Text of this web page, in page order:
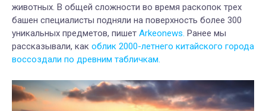
животных. В общей сложности во время раскопок трех
башен специалисты подняли на поверхность более 300
уникальных предметов, пишет Arkeonews. Ранее мы
рассказывали, как облик 2000-летнего китайского города
воссоздали по древним табличкам.